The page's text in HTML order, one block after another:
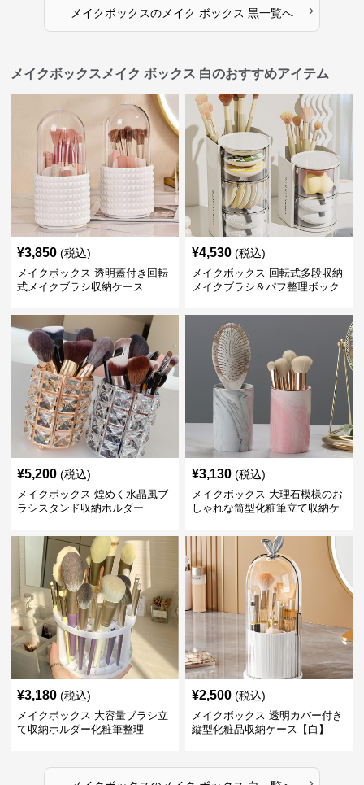
メイクボックスのメイク ボックス 黒一覧へ ›
メイクボックスメイク ボックス 白のおすすめアイテム
¥3,850 (税込)
メイクボックス 透明蓋付き回転
式メイクブラシ収納ケース
¥4,530 (税込)
メイクボックス 回転式多段収納
メイクブラシ＆パフ整理ボック
¥5,200 (税込)
メイクボックス 煌めく水晶風ブ
ラシスタンド収納ホルダー
¥3,130 (税込)
メイクボックス 大理石模様のお
しゃれな筒型化粧筆立て収納ケ
¥3,180 (税込)
メイクボックス 大容量ブラシ立
て収納ホルダー化粧筆整理
¥2,500 (税込)
メイクボックス 透明カバー付き
縦型化粧品収納ケース【白】